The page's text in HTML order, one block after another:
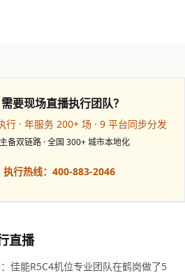
要现场直播执行团队？
· 年服务 200+ 场 · 9 平台同步分发
备双链路 · 全国 300+ 城市本地化
执行热线：400-883-2046
直播
佳能R5C4机位专业团队在鹤岗做了5